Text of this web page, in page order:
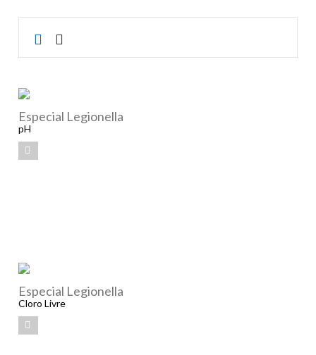
Especial Legionella
pH
Especial Legionella
Cloro Livre